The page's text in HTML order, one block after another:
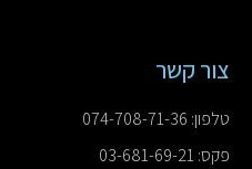
צור קשר
טלפון: 074-708-71-36
פקס: 03-681-69-21